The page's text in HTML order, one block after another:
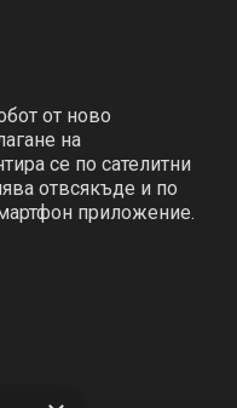
терен и
с наклон до 84%
ефективност.
и системата за
° Vision +
гранични
външните антени.
чисти и
от ново
на
се по сателитни
отвсякъде и по
приложение.